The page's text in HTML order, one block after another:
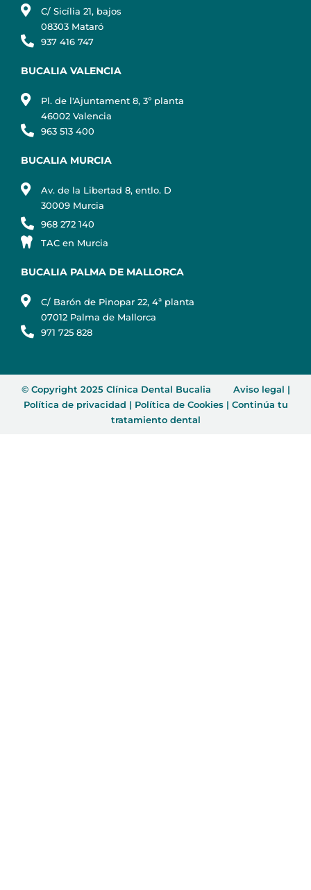
C/ Sicília 21, bajos
08303 Mataró
937 416 747
BUCALIA VALENCIA
Pl. de l'Ajuntament 8, 3º planta
46002 Valencia
963 513 400
BUCALIA MURCIA
Av. de la Libertad 8, entlo. D
30009 Murcia
968 272 140
TAC en Murcia
BUCALIA PALMA DE MALLORCA
C/ Barón de Pinopar 22, 4ª planta
07012 Palma de Mallorca
971 725 828
© Copyright 2025 Clínica Dental Bucalia Aviso legal |
Política de privacidad | Política de Cookies| Continúa tu
tratamiento dental